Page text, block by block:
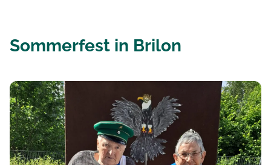
Sommerfest in Brilon